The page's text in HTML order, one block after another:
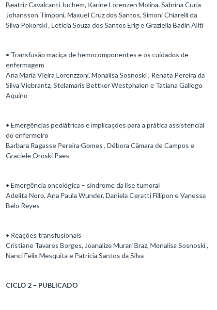
Beatriz Cavalcanti Juchem, Karine Lorenzen Molina, Sabrina Curia
Johansson Timponi, Maxuel Cruz dos Santos, Simoni Chiarelli da
Silva Pokorski , Leticia Souza dos Santos Erig e Graziella Badin Aliti
• Transfusão maciça de hemocomponentes e os cuidados de
enfermagem
Ana Maria Vieira Lorenzzoni, Monalisa Sosnoski , Renata Pereira da
Silva Viebrantz, Stelamaris Bettker Westphalen e Tatiana Gallego
Aquino
• Emergências pediátricas e implicações para a prática assistencial
do enfermeiro
Barbara Ragasse Pereira Gomes , Débora Câmara de Campos e
Graciele Oroski Paes
• Emergência oncológica – síndrome da lise tumoral
Adelita Noro, Ana Paula Wunder, Daniela Ceratti Fillipon e Vanessa
Belo Reyes
• Reações transfusionais
Cristiane Tavares Borges, Joanalize Murari Braz, Monalisa Sosnoski ,
Nanci Felix Mesquita e Patricia Santos da Silva
CICLO 2 – PUBLICADO